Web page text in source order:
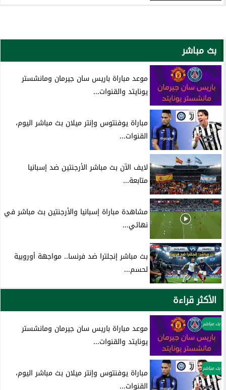
بث مباشر
موعد مباراة باريس سان جيرمان ومانشستر
يونايتد والقنوات...
مباراة يوفنتوس وإنتر ميلان بث مباشر اليوم،
القنوات...
لايف الآن بث مباشر الأرجنتين ضد إسبانيا
متابعة...
مشاهدة مباراة إسبانيا والأرجنتين بث مباشر في
نهائي...
بث مباشر إنجلترا ضد فرنسا.. مواجهة أوروبية
لحسم...
الأكثر قراءة
بث مباشر
موعد مباراة باريس سان جيرمان ومانشستر
يونايتد والقنوات...
بث مباشر
مباراة يوفنتوس وإنتر ميلان بث مباشر اليوم،
القنوات...